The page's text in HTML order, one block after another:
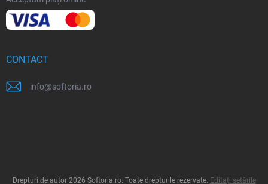
CONTACT
info@softoria.ro
Drepturi de autor 2026 Softoria.ro. Toate drepturile rezervate. Editați setările